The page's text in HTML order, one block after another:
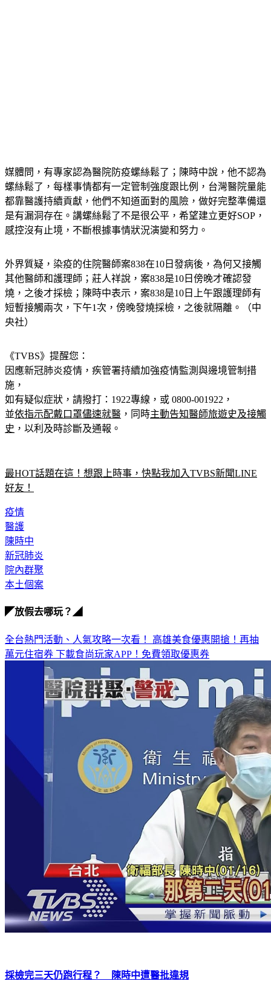
媒體問，有專家認為醫院防疫螺絲鬆了；陳時中說，他不認為
螺絲鬆了，每樣事情都有一定管制強度跟比例，台灣醫院量能
都靠醫護持續貢獻，他們不知道面對的風險，做好完整準備還
是有漏洞存在。講螺絲鬆了不是很公平，希望建立更好SOP，
感控沒有止境，不斷根據事情狀況演變和努力。
外界質疑，染疫的住院醫師案838在10日發病後，為何又接觸
其他醫師和護理師；莊人祥說，案838是10日傍晚才確認發
燒，之後才採檢；陳時中表示，案838是10日上午跟護理師有
短暫接觸兩次，下午1次，傍晚發燒採檢，之後就隔離。（中
央社）
《TVBS》提醒您：
因應新冠肺炎疫情，疾管署持續加強疫情監測與邊境管制措
施，
如有疑似症狀，請撥打：1922專線，或 0800-001922，
並依指示配戴口罩儘速就醫 ，同時主動告知醫師旅遊史及接觸
史 ，以利及時診斷及通報。
最HOT話題在這！想跟上時事，快點我加入TVBS新聞LINE
好友！
疫情
醫護
陳時中
新冠肺炎
院內群聚
本土個案
◤放假去哪玩？◢
全台熱門活動、人氣攻略一次看！ 高雄美食優惠開搶！再抽
萬元住宿券 下載食尚玩家APP！免費領取優惠券
採檢完三天仍跑行程？ 陳時中遭醫批違規